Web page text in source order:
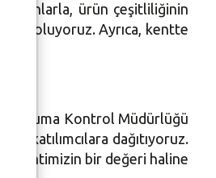
fidanlarla, ürün çeşitliliğinin
oluyoruz. Ayrıca, kentte
Koruma Kontrol Müdürlüğü
katılımcılara dağıtıyoruz.
kentimizin bir değeri haline